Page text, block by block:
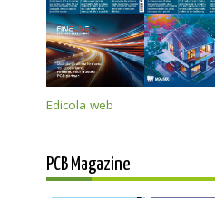
Edicola web
PCB Magazine